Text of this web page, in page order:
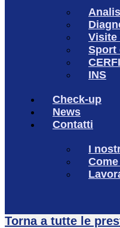
Visite
Sport
INS
Check-up
News
Contatti
I
Torna a tutte le